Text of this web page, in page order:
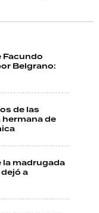
Facundo
Belgrano:
de las
hermana de
madrugada
a